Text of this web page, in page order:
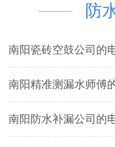
防
南阳瓷砖空鼓公司的
南阳精准测漏水师傅
南阳防水补漏公司的